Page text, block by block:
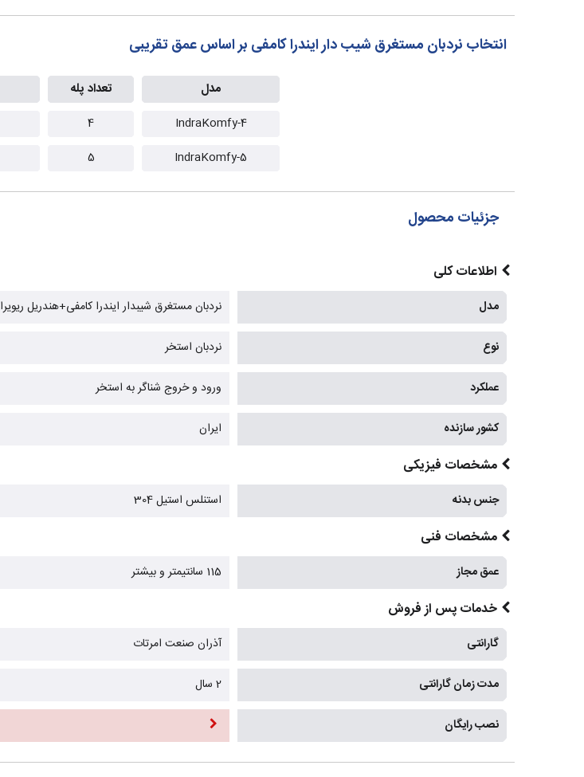
انتخاب نردبان مستغرق شیب دار ایندرا کامفی بر اساس عمق تقریبی
مدل تعداد پله
IndraKomfy-4
4
IndraKomfy-5
5
جزئیات محصول
اطلاعات کلی
مدل نردبان مستغرق شیبدار ایندرا کامفی+هندریل ریویرا
نوع نردبان استخر
عملکرد ورود و خروج شناگر به استخر
کشور سازنده ایران
مشخصات فیزیکی
جنس بدنه استنلس استیل 304
مشخصات فنی
عمق مجاز 115 سانتیمتر و بیشتر
خدمات پس از فروش
گارانتی آذران صنعت امرتات
مدت زمان گارانتی 2 سال
نصب رایگان